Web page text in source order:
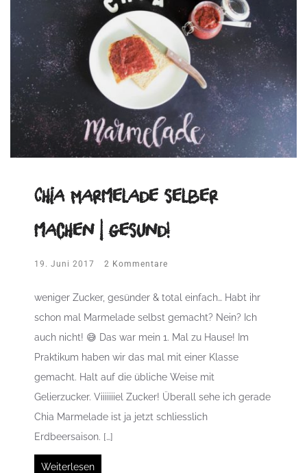
Chia Marmelade selber
machen | gesund!
19. Juni 2017 2 Kommentare
weniger Zucker, gesünder & total einfach… Habt ihr
schon mal Marmelade selbst gemacht? Nein? Ich
auch nicht! 😅 Das war mein 1. Mal zu Hause! Im
Praktikum haben wir das mal mit einer Klasse
gemacht. Halt auf die übliche Weise mit
Gelierzucker. Viiiiiiiel Zucker! Überall sehe ich gerade
Chia Marmelade ist ja jetzt schliesslich
Erdbeersaison. […]
Weiterlesen